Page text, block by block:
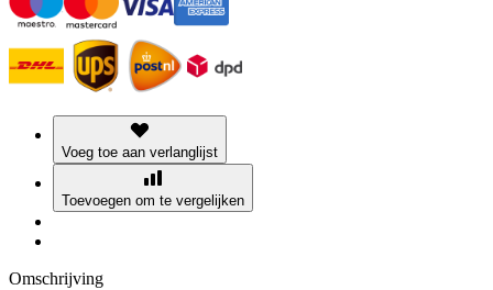
Voeg toe aan verlanglijst
Toevoegen om te vergelijken
Omschrijving